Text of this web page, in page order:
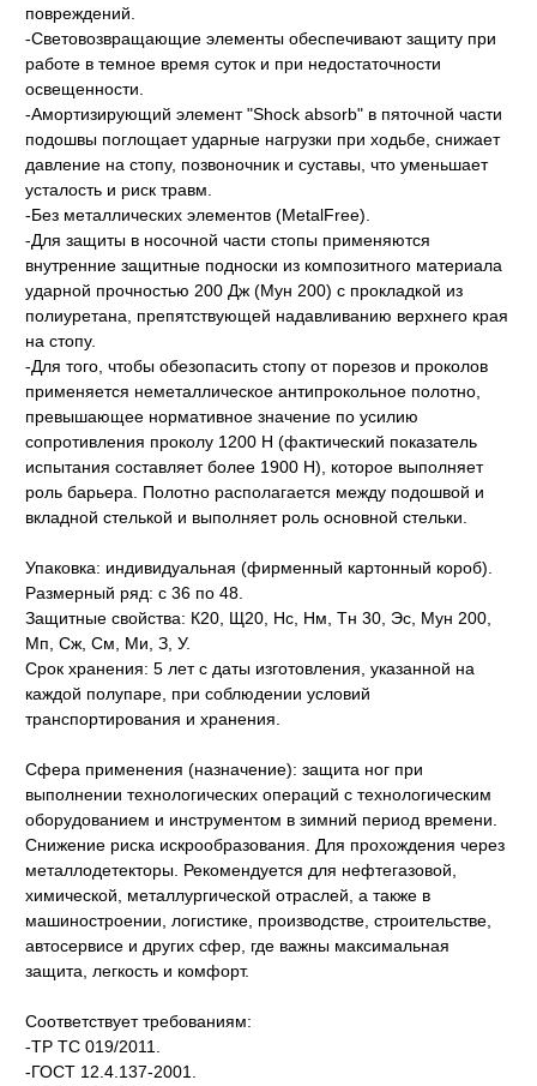
повреждений.
-Световозвращающие элементы обеспечивают защиту при
работе в темное время суток и при недостаточности
освещенности.
-Амортизирующий элемент "Shock absorb" в пяточной части
подошвы поглощает ударные нагрузки при ходьбе, снижает
давление на стопу, позвоночник и суставы, что уменьшает
усталость и риск травм.
-Без металлических элементов (MetalFree).
-Для защиты в носочной части стопы применяются
внутренние защитные подноски из композитного материала
ударной прочностью 200 Дж (Мун 200) с прокладкой из
полиуретана, препятствующей надавливанию верхнего края
на стопу.
-Для того, чтобы обезопасить стопу от порезов и проколов
применяется неметаллическое антипрокольное полотно,
превышающее нормативное значение по усилию
сопротивления проколу 1200 Н (фактический показатель
испытания составляет более 1900 Н), которое выполняет
роль барьера. Полотно располагается между подошвой и
вкладной стелькой и выполняет роль основной стельки.
Упаковка: индивидуальная (фирменный картонный короб).
Размерный ряд: с 36 по 48.
Защитные свойства: К20, Щ20, Нс, Нм, Тн 30, Эс, Мун 200,
Мп, Сж, См, Ми, З, У.
Срок хранения: 5 лет с даты изготовления, указанной на
каждой полупаре, при соблюдении условий
транспортирования и хранения.
Сфера применения (назначение): защита ног при
выполнении технологических операций с технологическим
оборудованием и инструментом в зимний период времени.
Снижение риска искрообразования. Для прохождения через
металлодетекторы. Рекомендуется для нефтегазовой,
химической, металлургической отраслей, а также в
машиностроении, логистике, производстве, строительстве,
автосервисе и других сфер, где важны максимальная
защита, легкость и комфорт.
Соответствует требованиям:
-ТР ТС 019/2011.
-ГОСТ 12.4.137-2001.